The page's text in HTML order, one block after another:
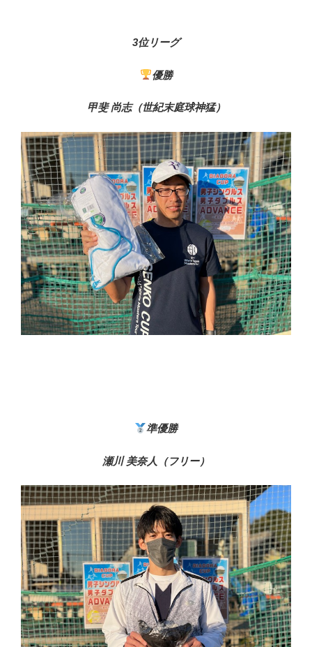
3位リーグ
優勝
甲斐 尚志（世紀末庭球神猛）
準優勝
瀬川 美奈人（フリー）